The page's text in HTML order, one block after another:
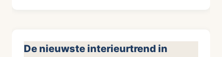
De nieuwste interieurtrend in